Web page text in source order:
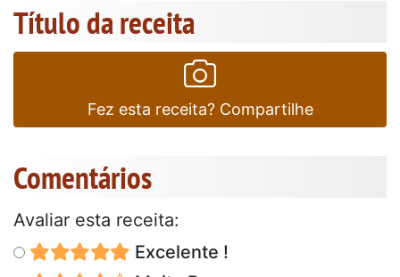
Título da receita
Fez esta receita? Compartilhe
Comentários
Avaliar esta receita:
Excelente !